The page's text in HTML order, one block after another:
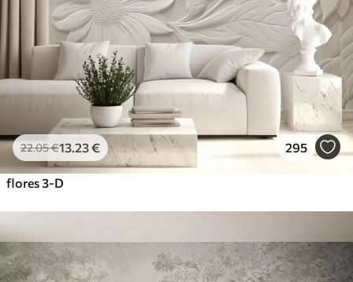
22.05€13 .23€ 295
flores 3-D